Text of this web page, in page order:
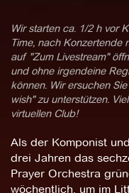
Wir starten ca. 1/2 h vor
Time, nach Konzertende
auf "Zum Livestream"
und ohne irgendeine
können. Wir ersuchen
wish" zu unterstützen.
virtuellen Club!
Als der Komponist
drei Jahren das
Prayer Orchestra
wöchentlich, um im